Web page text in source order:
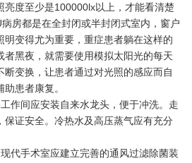
亮度至少是100000lx以上，才能看清楚
房都是在全封闭或半封闭式室内，窗户
明变得尤为重要，重症患者躺在这样的
者黑夜，就需要使用模拟太阳光的每天
断变换，让患者通过对光照的感应而自
患者康复。
作间应安装自来水龙头，便于冲洗。走
保证安全。冷热水及高压蒸气应有充分
代手术室应建立完善的通风过滤除菌装